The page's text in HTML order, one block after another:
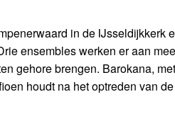
in de IJsseldijkkerk
ensembles werken er aan
gehore brengen. Barokana, met
houdt na het optreden van